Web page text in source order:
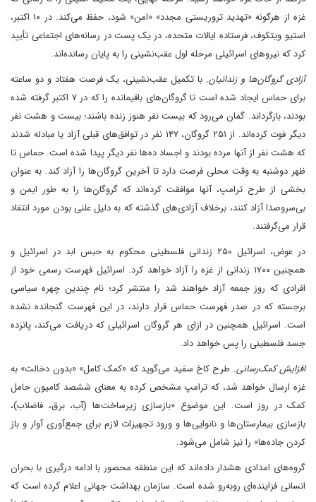
غزه از هرگونه «تهدید تروریستی مجدد» «امن» شود، حفظ می‌کند. در ۱۰ اکتبر،
استیو ویتکوف، فرستاده ایالات متحده، در یک پست در رسانه‌های اجتماعی تأیید
کرد که نیروهای اسرائیلی مرحله اول عقب‌نشینی را به پایان رسانده‌اند.
آزادی گروگان‌ها و زندانیان. با تکمیل عقب‌نشینی، یک فرصت هفتاد و دو ساعته
برای حماس ایجاد شده است تا گروگان‌های باقیمانده را که در ۷ اکتبر گرفته شده
بودند، بازگرداند. گمان می‌رود که بیست نفر هنوز زنده باشند؛ بیست و هشت نفر
دیگر فوت کرده‌اند. از ۲۵۱ گروگان، ۱۴۷ نفر در توافق‌های قبلی آزاد یا مبادله شدند
که هشت نفر از آنها مرده بودند و اجساد ده‌ها نفر دیگر پیدا شده است. حماس تا
ظهر دوشنبه به وقت محلی فرصت دارد تا آخرین گروگان‌ها را آزاد کند. به عنوان
بخشی از طرح ترامپ، آنها موافقت کرده‌اند که گروگان‌ها را به طور ایمن و
بی‌سروصدا آزاد کنند، برخلاف آزادی‌های گذشته که به دلیل علنی بودن مورد انتقاد
قرار می‌گرفتند.
در عوض، اسرائیل ۲۵۰ زندانی فلسطینی محکوم به حبس ابد در اسرائیل و
همچنین ۱۷۰۰ زندانی از غزه را آزاد خواهد کرد. اسرائیل فهرست رسمی خود از
افرادی که روز جمعه آزاد خواهند شد را منتشر کرد؛ نام چندین چهره سیاسی
برجسته که در صدر فهرست حماس قرار دارند، در این فهرست گنجانده نشده
است. اسرائیل همچنین در ازای هر گروگان اسرائیلی که دریافت می‌کند، پانزده
جسد فلسطینی را پس خواهد داد.
افزایش کمک‌رسانی. طرح کاخ سفید می‌گوید که «کمک کامل» «بدون دخالت» به
غزه ارسال خواهد شد، که ترامپ مشخص کرده به معنای ششصد کامیون حامل
کمک در روز است. این موضوع «بازسازی زیرساخت‌ها (آب، برق، فاضلاب)،
بازسازی بیمارستان‌ها و نانوایی‌ها و ورود تجهیزات لازم برای جمع‌آوری آوار و باز
کردن جاده‌ها» را نیز شامل می‌شود.
گروه‌های امدادی هشدار داده‌اند که این منطقه محصور با ادامه درگیری با بحران
انسانی فزاینده‌ای روبه‌رو شده است. سازمان بهداشت جهانی اعلام کرده است که